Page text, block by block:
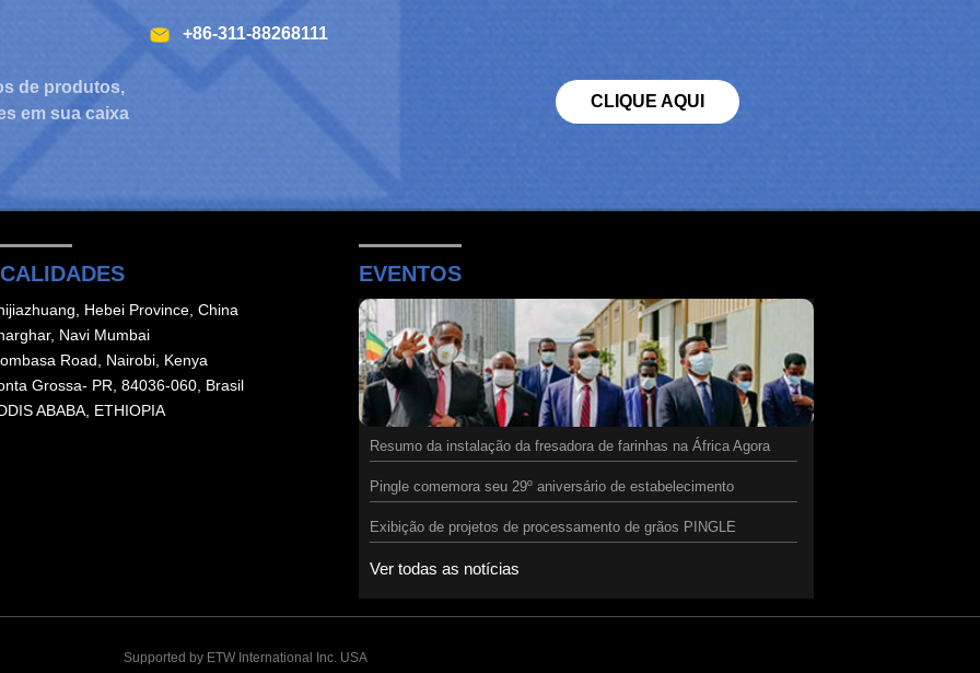
de produtos,
em sua caixa
+86-311-88268111
CLIQUE AQUI
Hebei Province, China
Navi Mumbai
Road, Nairobi, Kenya
Grossa- PR, 84036-060, Brasil
ABABA, ETHIOPIA
EVENTOS
Resumo da instalação da fresadora de farinhas na África Agora
Pingle comemora seu 29º aniversário de estabelecimento
Exibição de projetos de processamento de grãos PINGLE
Ver todas as notícias
Supported by ETW International Inc. USA